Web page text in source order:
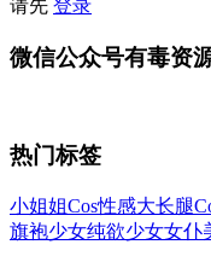
请先 登录
微信公众号有毒资
热门标签
小姐姐Cos性感大长腿
旗袍少女纯欲少女女仆